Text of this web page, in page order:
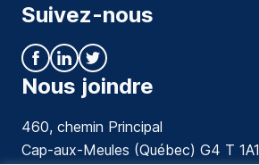
Suivez-nous
Nous joindre
460, chemin Principal
Cap-aux-Meules (Québec) G4 T 1A1